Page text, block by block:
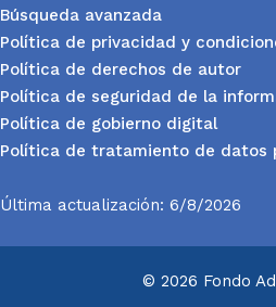
Búsqueda avanzada
Política de privacidad y
Política de derechos de autor
Política de seguridad de la
Política de gobierno digital
Política de tratamiento de datos
Última actualización: 6/8/2026
© 2026 Fondo